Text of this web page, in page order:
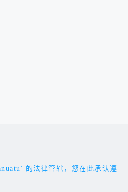
的法律管辖，您在此承认遵